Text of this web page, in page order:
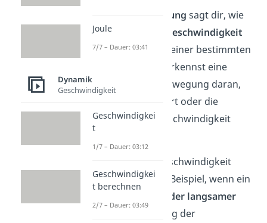
Beschleunigung sagt dir, wie
schnell sich die
Geschwindigkeit
eines Körpers in einer bestimmten
. Du erkennst eine
beschleunigte Bewegung daran,
dass sich der Wert oder die
Richtung der Geschwindigkeit
ändert.
Der Wert der Geschwindigkeit
ändert sich zum Beispiel, wenn ein
schneller oder langsamer
wird. Die Richtung der
Joule
7/7 – Dauer: 03:41
Dynamik
Geschwindigkeit
Geschwindigkei
t
1/7 – Dauer: 03:12
Geschwindigkei
t berechnen
2/7 – Dauer: 03:49